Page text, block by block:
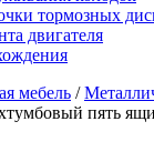
тормозных
двигателя
мебель /
пять